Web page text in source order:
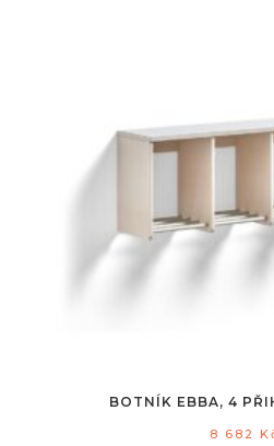
BOTNÍK EBBA, 4
8 682